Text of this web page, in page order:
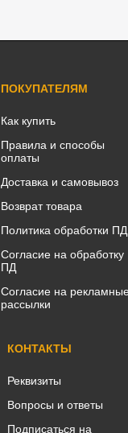
ПОКУПАТЕЛЯМ
Как купить
Правила и способы
оплаты
Доставка и самовывоз
Возврат товара
Политика обработки ПД
Согласие на обработку
ПД
Согласие на
рассылки
КОНТАКТЫ
Реквизиты
Вопросы и ответы
Подписаться на